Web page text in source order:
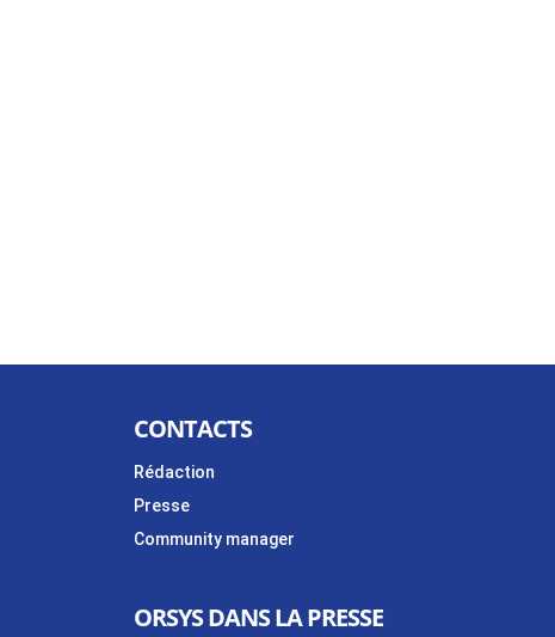
CONTACTS
Rédaction
Presse
Community manager
ORSYS DANS LA PRESSE